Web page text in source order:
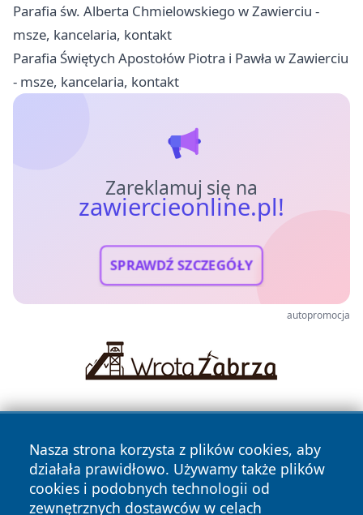
Parafia św. Alberta Chmielowskiego w Zawierciu -
msze, kancelaria, kontakt
Parafia Świętych Apostołów Piotra i Pawła w Zawierciu
- msze, kancelaria, kontakt
Zareklamuj się na
zawiercieonline.pl!
SPRAWDŹ SZCZEGÓŁY
autopromocja
Nasza strona korzysta z plików cookies, aby
działała prawidłowo. Używamy także plików
cookies i podobnych technologii od
zewnętrznych dostawców w celach